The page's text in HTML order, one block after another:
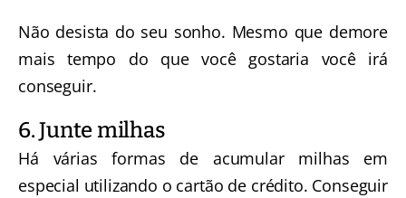
Não desista do seu sonho. Mesmo que demore
mais tempo do que você gostaria você irá
conseguir.
6. Junte milhas
Há várias formas de acumular milhas em
especial utilizando o cartão de crédito. Conseguir